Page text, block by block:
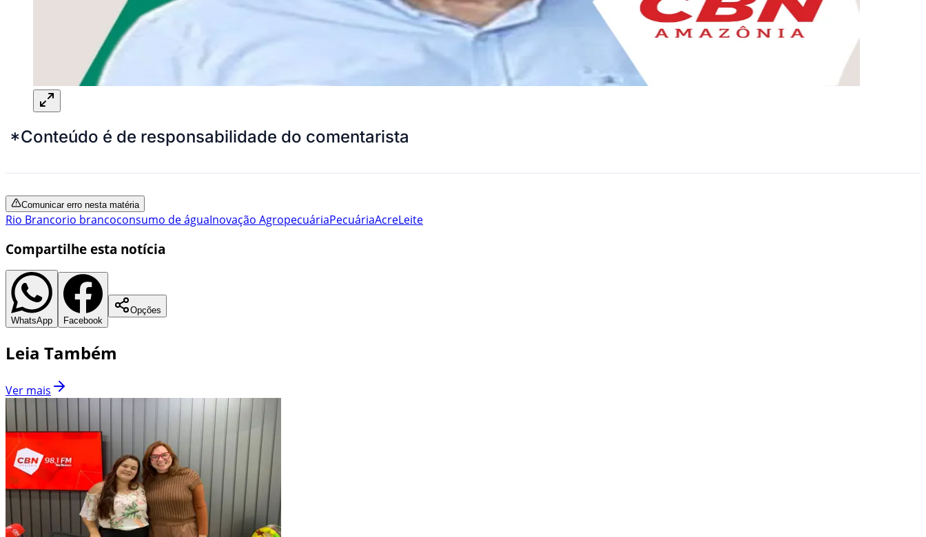
*Conteúdo é de responsabilidade do comentarista
Comunicar erro nesta matéria
Rio Brancorio brancoconsumo de águaInovação AgropecuáriaPecuáriaAcreLeite
Compartilhe esta notícia
WhatsApp Facebook
Opções
Leia Também
Ver mais